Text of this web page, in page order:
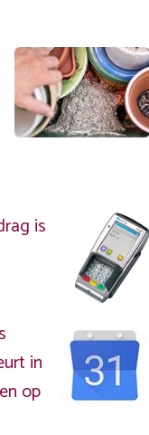
is
in
op